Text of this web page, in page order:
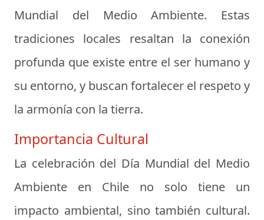
Mundial del Medio Ambiente. Estas
tradiciones locales resaltan la conexión
profunda que existe entre el ser humano y
su entorno, y buscan fortalecer el respeto y
la armonía con la tierra.
Importancia Cultural
La celebración del Día Mundial del Medio
Ambiente en Chile no solo tiene un
impacto ambiental, sino también cultural.